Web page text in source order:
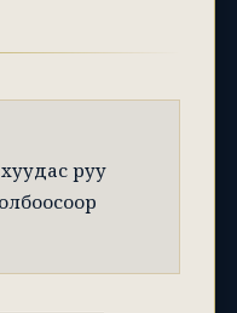
руу